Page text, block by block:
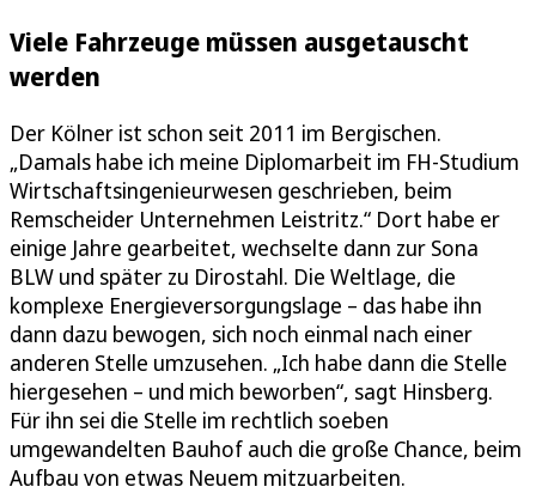
Viele Fahrzeuge müssen ausgetauscht
werden
Der Kölner ist schon seit 2011 im Bergischen.
„Damals habe ich meine Diplomarbeit im FH-Studium
Wirtschaftsingenieurwesen geschrieben, beim
Remscheider Unternehmen Leistritz.“ Dort habe er
einige Jahre gearbeitet, wechselte dann zur Sona
BLW und später zu Dirostahl. Die Weltlage, die
komplexe Energieversorgungslage – das habe ihn
dann dazu bewogen, sich noch einmal nach einer
anderen Stelle umzusehen. „Ich habe dann die Stelle
hiergesehen – und mich beworben“, sagt Hinsberg.
Für ihn sei die Stelle im rechtlich soeben
umgewandelten Bauhof auch die große Chance, beim
Aufbau von etwas Neuem mitzuarbeiten.